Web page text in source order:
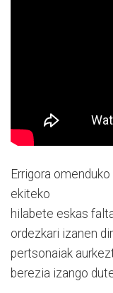
Errigora
ekiteko
hilabete eskas
ordezkari izanen
pertsonaiak
berezia izango